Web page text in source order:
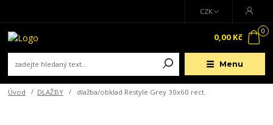
Menu
CZK
0
0,00 Kč
Úvod DLAŽBY dlažba/obklad Restyle Grey 30x60 rect.